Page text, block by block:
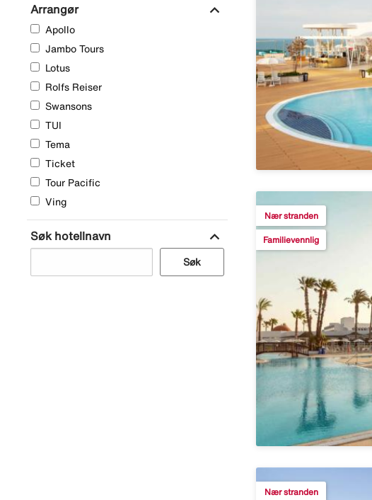
Arrangør expand_more
Apollo
Jambo Tours
Lotus
Rolfs Reiser
Swansons
TUI
Tema
Ticket
Tour Pacific
Ving
Søk hotellnavn expand_more
Søk
Nær stranden
Familievennlig
Nær stranden